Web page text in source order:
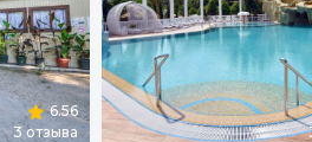
6.56
3отзыва